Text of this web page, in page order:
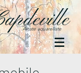
Artiste aquarelliste